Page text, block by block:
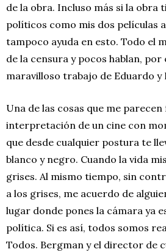
de la obra. Incluso más si la obra
políticos como mis dos películas
tampoco ayuda en esto. Todo el
de la censura y pocos hablan, por
maravilloso trabajo de Eduardo y
Una de las cosas que me parecen
interpretación de un cine con
que desde cualquier postura te
blanco y negro. Cuando la vida
grises. Al mismo tiempo, sin
a los grises, me acuerdo de
lugar donde pones la cámara ya
política. Si es así, todos somos
Todos. Bergman y el director de